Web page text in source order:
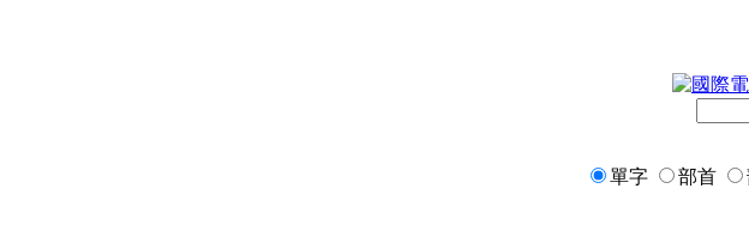
單字 部首